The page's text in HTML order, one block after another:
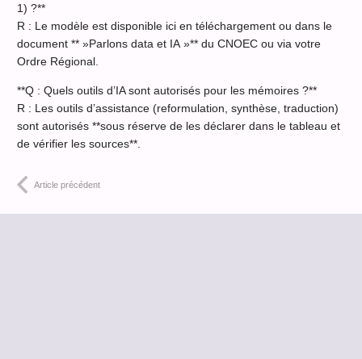
1) ?**
R : Le modèle est disponible ici en téléchargement ou dans le
document ** »Parlons data et IA »** du CNOEC ou via votre
Ordre Régional.
**Q : Quels outils d’IA sont autorisés pour les mémoires ?**
R : Les outils d’assistance (reformulation, synthèse, traduction)
sont autorisés **sous réserve de les déclarer dans le tableau et
de vérifier les sources**.
Article précédent